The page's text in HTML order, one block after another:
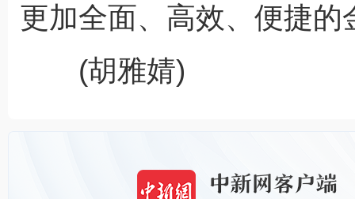
更加全面、高效、便捷的
(胡雅婧)